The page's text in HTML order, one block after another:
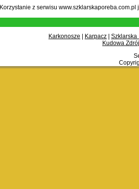
Korzystanie z serwisu
Karkonosze Karpacz
Szklarska
Kudowa